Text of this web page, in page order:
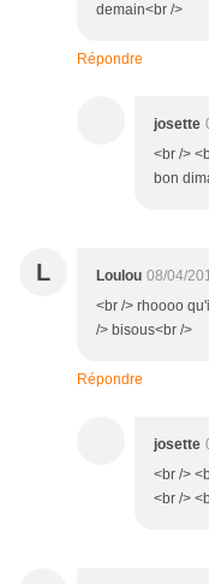
demain<br />
Répondre
josette
<br />
bon
L Loulou 08/04/
<br /> rhoooo
/> bisous<br />
Répondre
josette
<br />
<br />